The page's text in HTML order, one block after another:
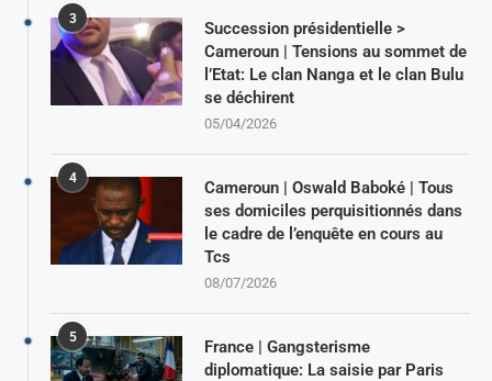
3
Succession présidentielle >
Cameroun | Tensions au sommet de
l’Etat: Le clan Nanga et le clan Bulu
se déchirent
05/04/2026
4
Cameroun | Oswald Baboké | Tous
ses domiciles perquisitionnés dans
le cadre de l’enquête en cours au
Tcs
08/07/2026
5
France | Gangsterisme
diplomatique: La saisie par Paris